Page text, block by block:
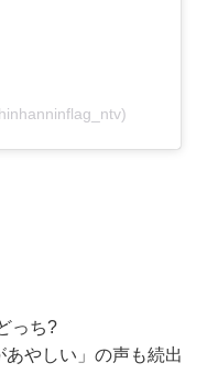
っち?
あやしい」の声も続出